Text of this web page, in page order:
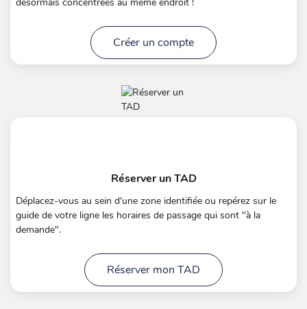
Créer un compte
Réserver un TAD
Déplacez-vous au sein d'une zone identifiée ou repérez sur le
guide de votre ligne les horaires de passage qui sont "à la
demande".
Réserver mon TAD